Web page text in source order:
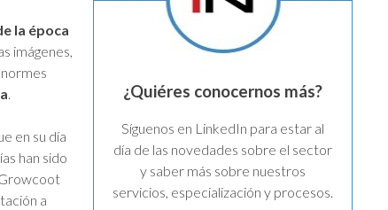
la época
imágenes,
.
en su día
han sido
a
¿Quiéres conocernos más?
Síguenos en LinkedIn para estar al
día de las novedades sobre el sector
y saber más sobre nuestros
servicios, especialización y procesos.